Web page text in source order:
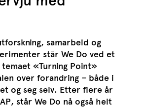
samarbeid og
står We Do ved et
«Turning Point»
over forandring – både i
og seg selv. Etter flere år
står We Do nå også helt